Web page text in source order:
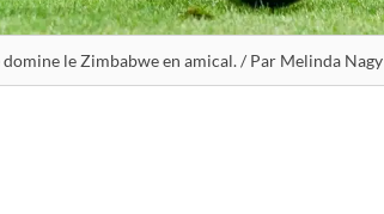
le Zimbabwe en amical. / Par Melinda Nagy